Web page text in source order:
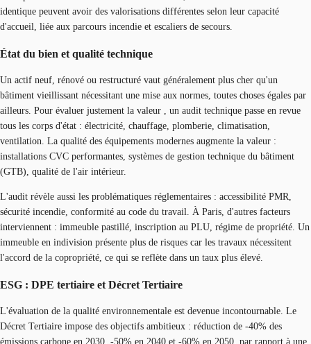
identique peuvent avoir des valorisations différentes selon leur capacité
d'accueil, liée aux parcours incendie et escaliers de secours.
État du bien et qualité technique
Un actif neuf, rénové ou restructuré vaut généralement plus cher qu'un
bâtiment vieillissant nécessitant une mise aux normes, toutes choses égales par
ailleurs. Pour évaluer justement la valeur , un audit technique passe en revue
tous les corps d'état : électricité, chauffage, plomberie, climatisation,
ventilation. La qualité des équipements modernes augmente la valeur :
installations CVC performantes, systèmes de gestion technique du bâtiment
(GTB), qualité de l'air intérieur.
L'audit révèle aussi les problématiques réglementaires : accessibilité PMR,
sécurité incendie, conformité au code du travail. À Paris, d'autres facteurs
interviennent : immeuble pastillé, inscription au PLU, régime de propriété. Un
immeuble en indivision présente plus de risques car les travaux nécessitent
l'accord de la copropriété, ce qui se reflète dans un taux plus élevé.
ESG : DPE tertiaire et Décret Tertiaire
L'évaluation de la qualité environnementale est devenue incontournable. Le
Décret Tertiaire impose des objectifs ambitieux : réduction de -40% des
émissions carbone en 2030, -50% en 2040 et -60% en 2050, par rapport à une